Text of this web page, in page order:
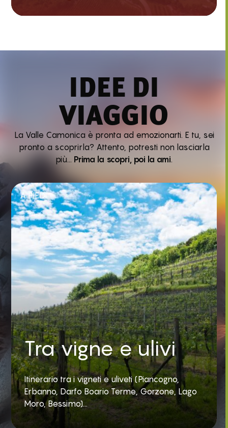
IDEE DI
VIAGGIO
La Valle Camonica è pronta ad emozionarti. E tu, sei
pronto a scoprirla? Attento, potresti non lasciarla
più… Prima la scopri, poi la ami.
A PIEDI
Tra vigne e ulivi
Itinerario tra i vigneti e uliveti (Piancogno,
Erbanno, Darfo Boario Terme, Gorzone, Lago
Moro, Bessimo)...